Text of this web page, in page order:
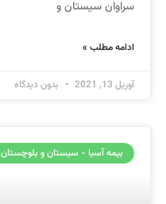
سراوان سیستان و
ادامه مطلب »
آوریل 13, 2021 بدون دیدگاه
بیمه آسیا - سیستان و بلوچستان